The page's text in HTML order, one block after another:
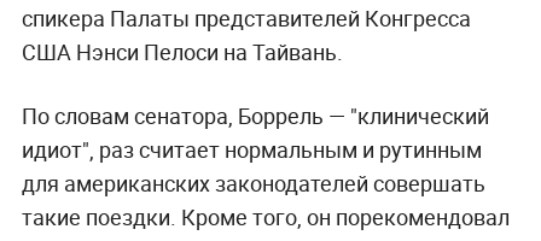
спикера Палаты представителей Конгресса
США Нэнси Пелоси на Тайвань.
По словам сенатора, Боррель — "клинический
идиот", раз считает нормальным и рутинным
для американских законодателей совершать
такие поездки. Кроме того, он порекомендовал